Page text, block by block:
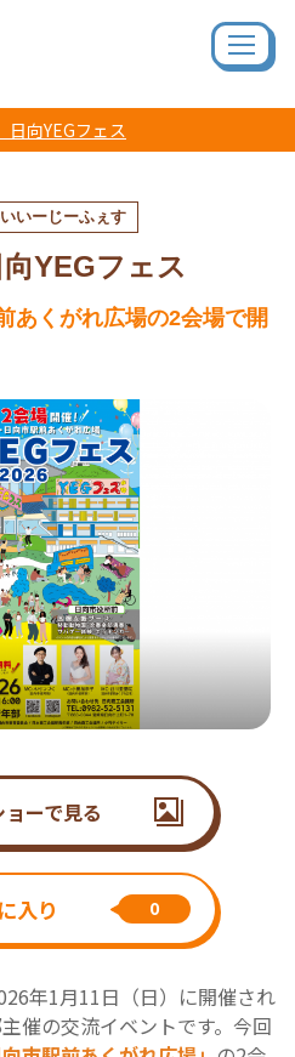
日向YEGフェス
いーじーふぇす
向YEGフェス
あくがれ広場の2会場で開
ーで見る
入り 0
年1月11日（日）に開催され
催の交流イベントです。今回